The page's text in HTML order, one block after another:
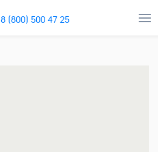
8 (800) 500 47 25